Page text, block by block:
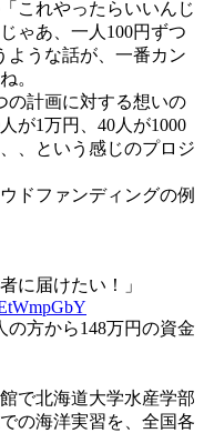
これやったらいいんじ
ゃあ、一人100円ずつ
ような話が、一番カン
。
の計画に対する想いの
が1万円、40人が1000
、という感じのプロジ
ドファンディングの例
に届けたい！」
の方から148万円の資金
で北海道大学水産学部
の海洋実習を、全国各